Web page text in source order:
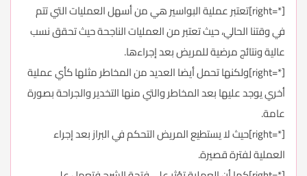
[*=right]تعتبر عملية البواسير هي من أسهل العمليات التي تتم
في وقتنا الحالي، حيث تعتبر من العمليات الناجحة حيث تحقق نسب
عالية ونتائج مرضية للمريض بعد إجراءها.
[*=right]ولكنها تحمل أيضا العديد من المخاطر مثلها كأي عملية
أخري يوجد عليها بعد المخاطر والتي منها التخدير والجراحة بصورة
عامة.
[*=right]حيث لا يستطيع المريض التحكم في البراز بعد إجراء
العملية لفترة قصيرة.